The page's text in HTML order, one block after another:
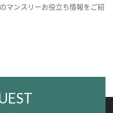
マンスリーお役立ち情報をご紹